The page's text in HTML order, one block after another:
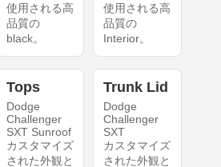
使用される高
品質の
black。
使用される高
品質の
Interior。
Tops
Dodge
Challenger
SXT Sunroof
カスタマイズ
された外観と
Trunk Lid
Dodge
Challenger
SXT
カスタマイズ
された外観と